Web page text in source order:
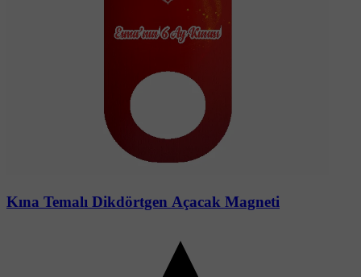
Kına Temalı Dikdörtgen Açacak Magneti